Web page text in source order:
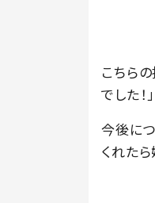
こちら
でした！
今後に
くれたら